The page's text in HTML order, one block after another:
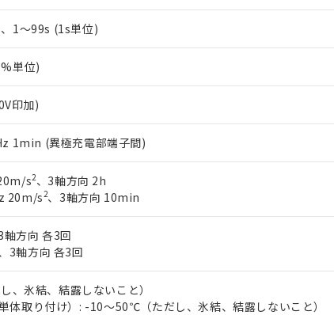
1～99s (1s単位)
単位)
印加)
1min (異極充電部端子間)
s2、3軸方向 2h
20m/s2、3軸方向 10min
軸方向 各3回
3軸方向 各3回
、氷結、結露しないこと）
体取り付け）: -10～50℃（ただし、氷結、結露しないこと）